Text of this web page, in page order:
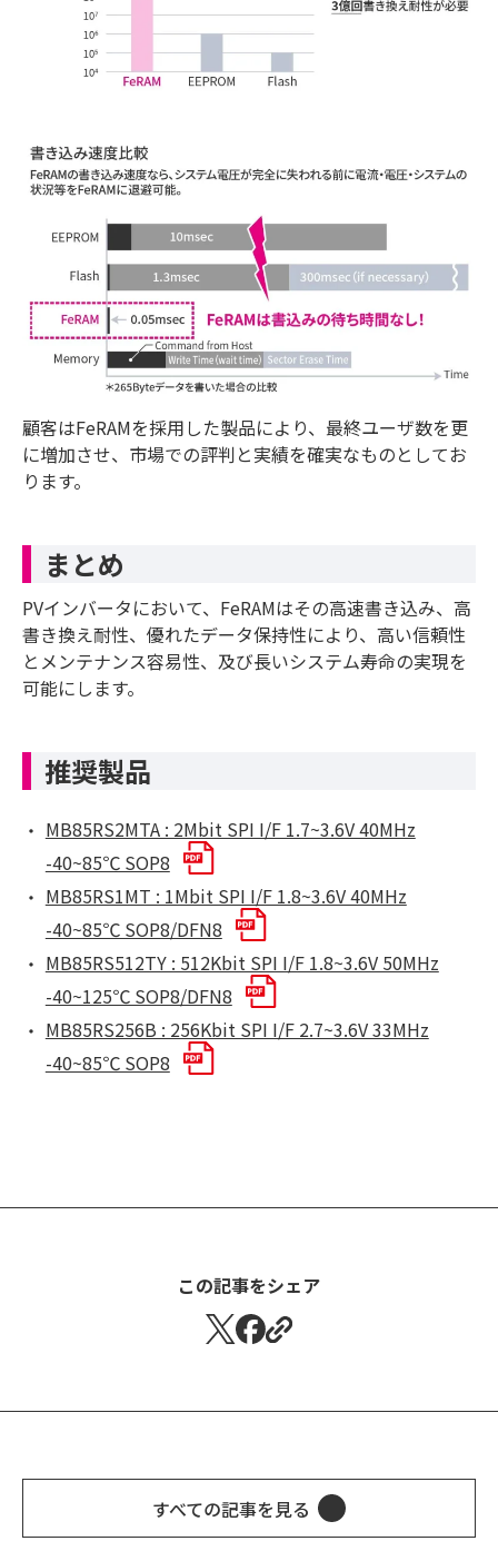
顧客はFeRAMを採用した製品により、最終ユーザ数を更
に増加させ、市場での評判と実績を確実なものとしてお
ります。
まとめ
PVインバータにおいて、FeRAMはその高速書き込み、高
書き換え耐性、優れたデータ保持性により、高い信頼性
とメンテナンス容易性、及び長いシステム寿命の実現を
可能にします。
推奨製品
MB85RS2MTA : 2Mbit SPI I/F 1.7~3.6V 40MHz
-40~85℃ SOP8
MB85RS1MT : 1Mbit SPI I/F 1.8~3.6V 40MHz
-40~85℃ SOP8/DFN8
MB85RS512TY : 512Kbit SPI I/F 1.8~3.6V 50MHz
-40~125℃ SOP8/DFN8
MB85RS256B : 256Kbit SPI I/F 2.7~3.6V 33MHz
-40~85℃ SOP8
この記事をシェア
すべての記事を見る